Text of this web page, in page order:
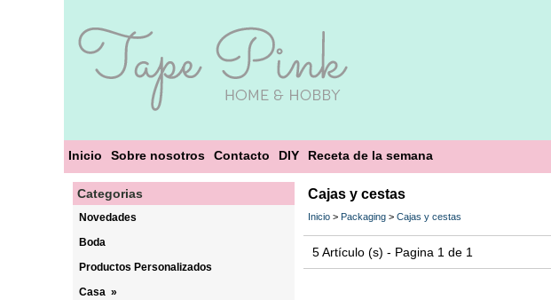
Inicio Sobre nosotros Contacto DIY Receta de la semana
Categorias
Novedades
Boda
Productos Personalizados
Casa »
Cajas y cestas
Inicio > Packaging > Cajas y cestas
5 Artículo (s) - Pagina 1 de 1